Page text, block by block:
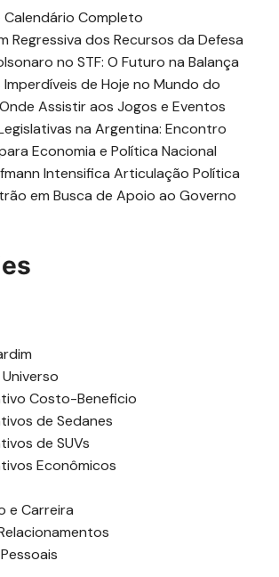
Completo
Regressiva dos Recursos da Defesa
no STF: O Futuro na Balança
de Hoje no Mundo do
Assistir aos Jogos e Eventos
na Argentina: Encontro
Economia e Política Nacional
Intensifica Articulação Política
em Busca de Apoio ao Governo
Costo-Beneficio
de Sedanes
de SUVs
Econômicos
e Carreira